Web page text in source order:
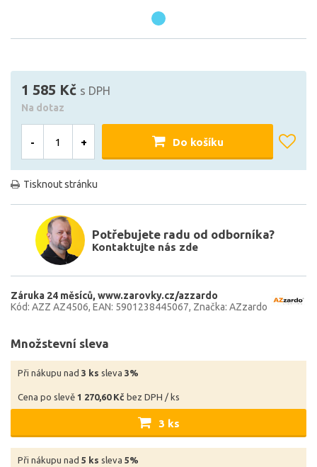
1 585 Kč s DPH
Na dotaz
- + Do košíku
Tisknout stránku
Potřebujete radu od odborníka?
Kontaktujte nás zde
Záruka 24 měsíců www.zarovky.cz/azzardo
Kód: AZZ AZ4506 EAN: 5901238445067 Značka: AZzardo
Množstevní sleva
Při nákupu nad 3 ks sleva 3%
Cena po slevě 1 270,60 Kč bez DPH / ks
3 ks
Při nákupu nad 5 ks sleva 5%